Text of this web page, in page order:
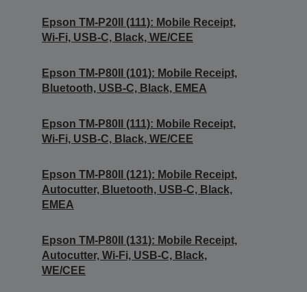
Epson TM-P20II (111): Mobile Receipt,
Wi-Fi, USB-C, Black, WE/CEE
Epson TM-P80II (101): Mobile Receipt,
Bluetooth, USB-C, Black, EMEA
Epson TM-P80II (111): Mobile Receipt,
Wi-Fi, USB-C, Black, WE/CEE
Epson TM-P80II (121): Mobile Receipt,
Autocutter, Bluetooth, USB-C, Black,
EMEA
Epson TM-P80II (131): Mobile Receipt,
Autocutter, Wi-Fi, USB-C, Black,
WE/CEE